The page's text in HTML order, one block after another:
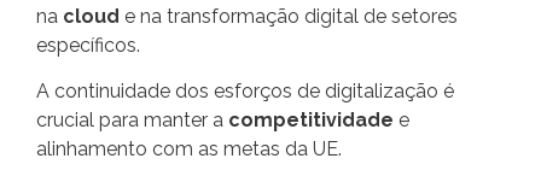
na cloud e na transformação digital de setores
específicos.
A continuidade dos esforços de digitalização é
crucial para manter a competitividade e
alinhamento com as metas da UE.